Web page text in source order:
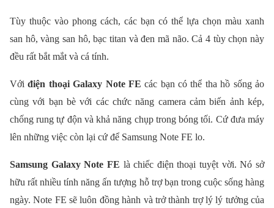
Tùy thuộc vào phong cách, các bạn có thể lựa chọn màu xanh
san hô, vàng san hô, bạc titan và đen mã não. Cả 4 tùy chọn này
đều rất bắt mắt và cá tính.
Vớiđiện thoại Galaxy Note FE các bạn có thể tha hồ sống ảo
cùng với bạn bè với các chức năng camera cảm biến ảnh kép,
chống rung tự độn và khả năng chụp trong bóng tối. Cứ đưa máy
lên những việc còn lại cứ để Samsung Note FE lo.
Samsung Galaxy Note FE là chiếc điện thoại tuyệt vời. Nó sở
hữu rất nhiều tính năng ấn tượng hỗ trợ bạn trong cuộc sống hàng
ngày. Note FE sẽ luôn đồng hành và trở thành trợ lý lý tưởng của